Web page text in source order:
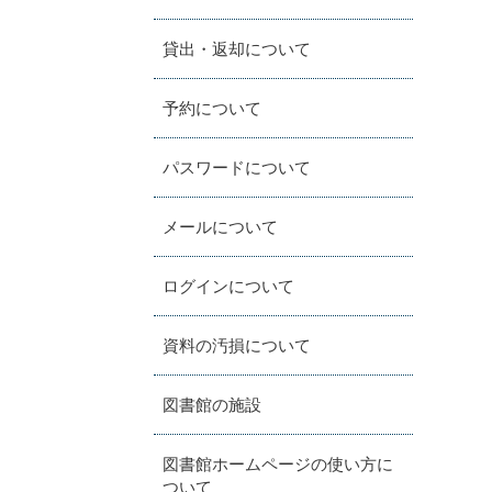
貸出・返却について
予約について
パスワードについて
メールについて
ログインについて
資料の汚損について
図書館の施設
図書館ホームページの使い方に
ついて